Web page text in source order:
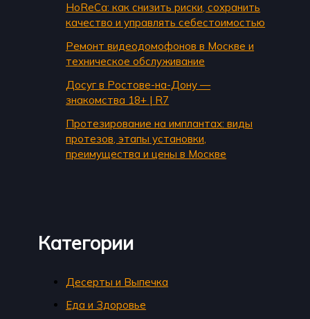
HoReCa: как снизить риски, сохранить
качество и управлять себестоимостью
Ремонт видеодомофонов в Москве и
техническое обслуживание
Досуг в Ростове-на-Дону —
знакомства 18+ | R7
Протезирование на имплантах: виды
протезов, этапы установки,
преимущества и цены в Москве
Категории
Десерты и Выпечка
Еда и Здоровье